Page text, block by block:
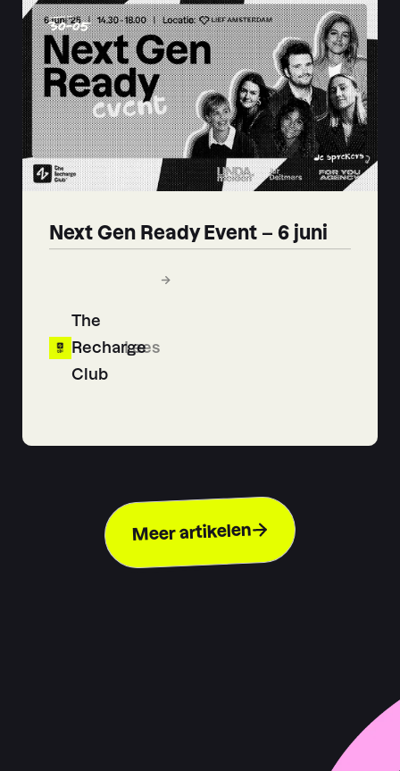
Next Gen Ready Event – 6 juni
The
Recharge
Club
Lees
30-05
Meer artikelen